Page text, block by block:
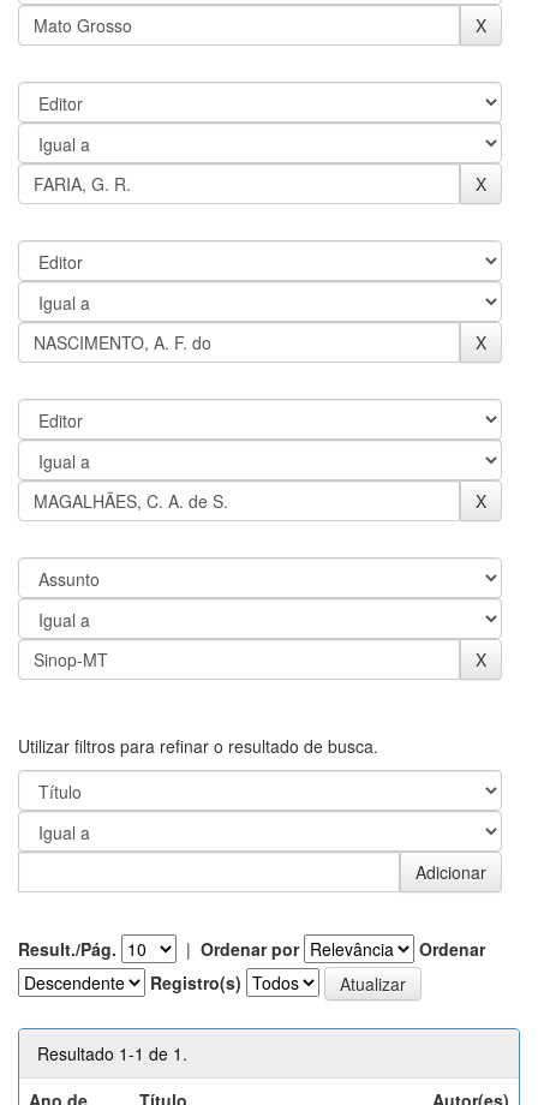
Utilizar filtros para refinar o resultado de busca.
Result./Pág. | Ordenar por
Ordenar
Registro(s)
Resultado 1-1 de 1.
Ano de
Título Autor(es)